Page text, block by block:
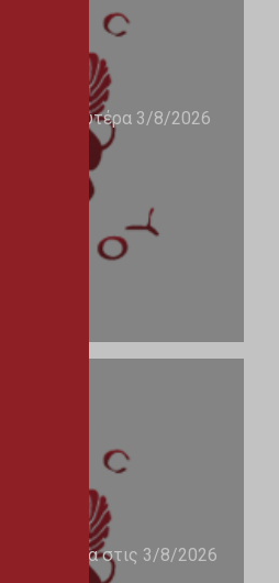
για τη Δευτέρα 3/8/2026
για απεργία στις 3/8/2026